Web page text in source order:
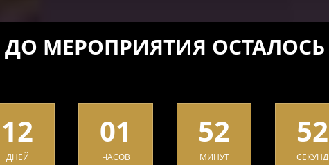
ДО МЕРОПРИЯТИЯ ОСТАЛОСЬ
12
ДНЕЙ
01
ЧАСОВ
52
МИНУТ
52
СЕКУНД